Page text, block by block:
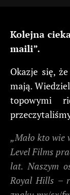
Kolejna
maili”.
Okazje się,
mają.
topowymi
„Mało kto wie
Level Films
lat. Naszym
Royal Hills –